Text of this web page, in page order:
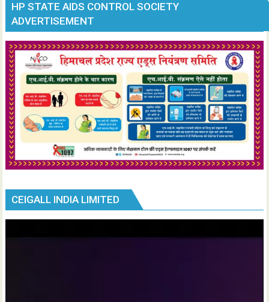
HP STATE AIDS CONTROL SOCIETY
ADVERTISEMENT
CEIGALL INDIA LIMITED